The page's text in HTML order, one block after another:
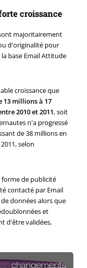
croissance
majoritairement
d'originalité pour
base Email Attitude
croissance que
13 millions à 17
2010 et 2011, soit
n'a progressé
de 38 millions en
selon
forme de publicité
contacté par Email
données alors que
et
d'être validées,